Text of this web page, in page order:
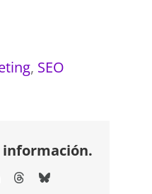
, SEO
ThreadsBluesky